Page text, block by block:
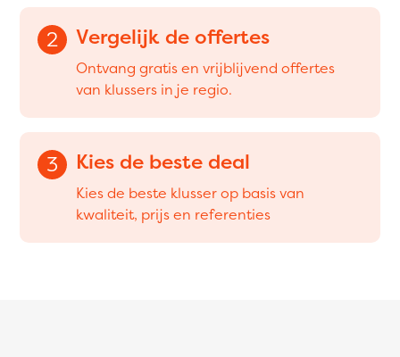
2 Vergelijk de offertes
Ontvang gratis en vrijblijvend offertes
van klussers in je regio.
3 Kies de beste deal
Kies de beste klusser op basis van
kwaliteit, prijs en referenties